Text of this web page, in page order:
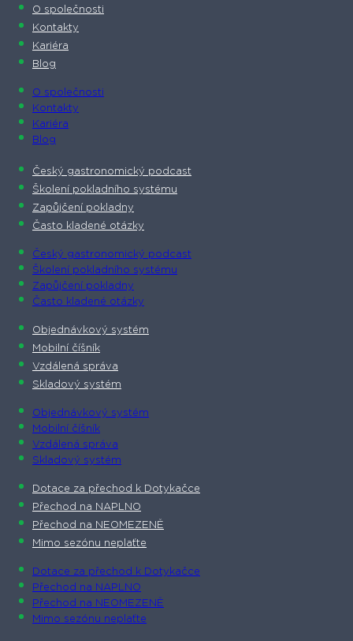
O společnosti​
Kontakty
Kariéra
Blog
O společnosti​
Kontakty
Kariéra
Blog
Český gastronomický podcast​
Školení pokladního systému
Zapůjčení pokladny
Často kladené otázky
Český gastronomický podcast​
Školení pokladního systému
Zapůjčení pokladny
Často kladené otázky
Objednávkový systém
Mobilní číšník
Vzdálená správa
Skladový systém
Objednávkový systém
Mobilní číšník
Vzdálená správa
Skladový systém
Dotace za přechod k Dotykačce
Přechod na NAPLNO
Přechod na NEOMEZENĚ
Mimo sezónu neplaťte
Dotace za přechod k Dotykačce
Přechod na NAPLNO
Přechod na NEOMEZENĚ
Mimo sezónu neplaťte